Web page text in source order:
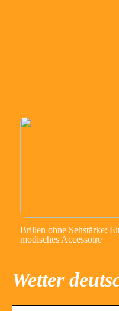
Brillen ohne Sehstärke:
modisches Accessoire
Wetter